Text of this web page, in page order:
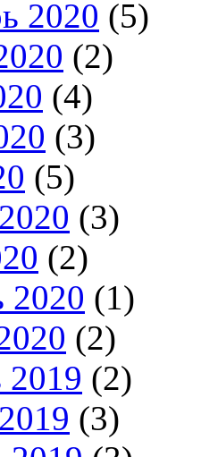
2020 (5)
(2)
(4)
(3)
(5)
(3)
(2)
2020 (1)
(2)
2019 (2)
(3)